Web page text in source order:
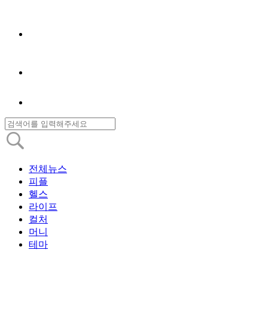
전체뉴스
피플
헬스
라이프
컬처
머니
테마